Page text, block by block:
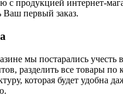
с продукцией интернет-
Ваш первый заказ.
мы постарались учесть
разделить все товары по
которая будет удобна